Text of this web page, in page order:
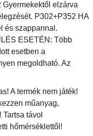
elzárva
P302+P352 HA
és szappannal.
ESETÉN: Több
esetben a
megoldható. Az
A termék nem játék!
műanyag,
távol
hőmérséklettől!